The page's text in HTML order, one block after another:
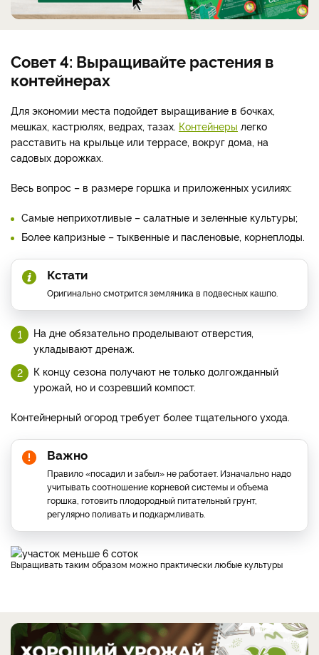
Совет 4: Выращивайте растения в
контейнерах
Для экономии места подойдет выращивание в бочках,
мешках, кастрюлях, ведрах, тазах. Контейнеры легко
расставить на крыльце или террасе, вокруг дома, на
садовых дорожках.
Весь вопрос – в размере горшка и приложенных усилиях:
Самые неприхотливые – салатные и зеленные культуры;
Более капризные – тыквенные и пасленовые, корнеплоды.
Кстати
Оригинально смотрится земляника в подвесных кашпо.
На дне обязательно проделывают отверстия,
укладывают дренаж.
К концу сезона получают не только долгожданный
урожай, но и созревший компост.
Контейнерный огород требует более тщательного ухода.
Важно
Правило «посадил и забыл» не работает. Изначально надо
учитывать соотношение корневой системы и объема
горшка, готовить плодородный питательный грунт,
регулярно поливать и подкармливать.
Выращивать таким образом можно практически любые культуры